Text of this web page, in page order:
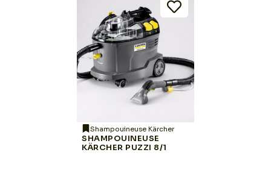
Shampouineuse Kärcher
SHAMPOUINEUSE
KÄRCHER PUZZI 8/1